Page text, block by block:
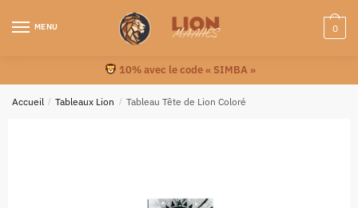
MENU 0
10% avec le code « SIMBA »
Accueil / Tableaux Lion / Tableau Tête de Lion Coloré